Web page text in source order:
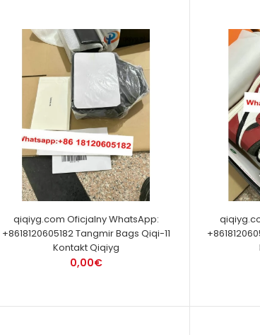
qiqiyg.com Oficjalny WhatsApp:
+8618120605182 Tangmir Bags Qiqi-11
Kontakt Qiqiyg
0,00€